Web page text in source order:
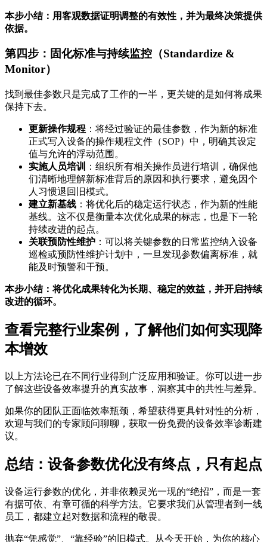
本步小结：用客观数据证明调整的有效性，并为最终决策提供
依据。
第四步：固化标准与持续监控（Standardize &
Monitor）
找到最佳参数只是完成了工作的一半，更关键的是如何将成果
保持下去。
更新操作规程 ：将经过验证的最佳参数，作为新的标准
正式写入设备的操作规程文件（SOP）中，明确其设定
值与允许的浮动范围。
实施人员培训
：组织所有相关操作员进行培训，确保他
们清晰地理解新标准背后的原因和执行要求，避免因个
人习惯退回旧模式。
建立新基线 ：将优化后的稳定运行状态，作为新的性能
基线。这不仅是衡量本次优化成果的标志，也是下一轮
持续改进的起点。
关联预防性维护 ：可以将关键参数的日常监控纳入设备
巡检或预防性维护计划中，一旦发现参数偏离标准，就
能及时预警和干预。
本步小结：将优化成果转化为长期、稳定的效益，并开启持续
改进的循环。
查看完整行业案例，了解他们如何实现降
本增效
以上方法论已在不同行业得到广泛应用和验证。你可以进一步
了解这些设备效率提升的真实故事，洞察其中的共性与差异。
如果你的团队正面临效率瓶颈，希望获得更具针对性的分析，
欢迎与我们的专家顾问聊聊，获取一份免费的设备效率诊断建
议。
总结：设备参数优化没有终点，只有起点
设备运行参数的优化，并非依赖灵光一现的“绝招”，而是一套
有据可依、有章可循的科学方法。它要求我们从管理者到一线
员工，都建立起对数据和流程的敬畏。
抛弃“凭感觉”、“靠经验”的旧模式。从今天开始，为你的核心